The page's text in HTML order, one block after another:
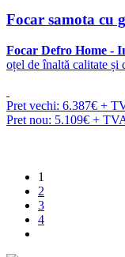
Focar samota cu
Focar Defro Home -
oțel de înaltă calitate și
Pret vechi: 6.387€ +
Pret nou: 5.109€ +
1
2
3
4